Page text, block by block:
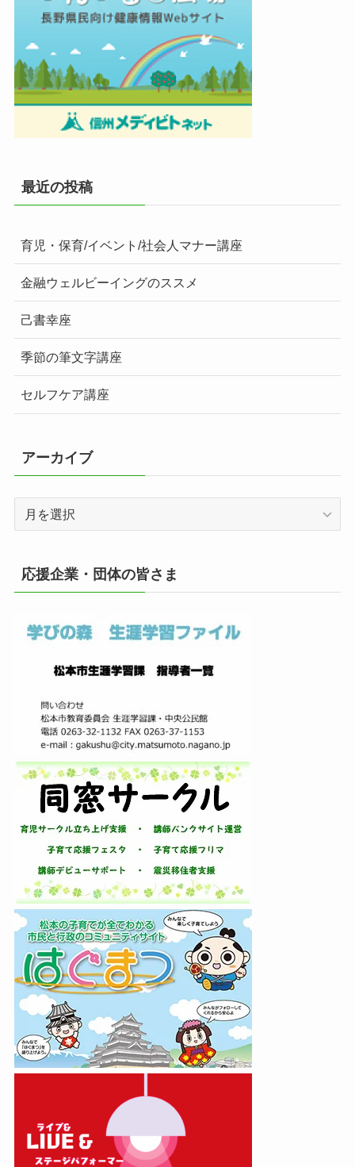
最近の投稿
育児・保育/イベント/社会人マナー講座
金融ウェルビーイングのススメ
己書幸座
季節の筆文字講座
セルフケア講座
アーカイブ
イ
ブ
応援企業・団体の皆さま